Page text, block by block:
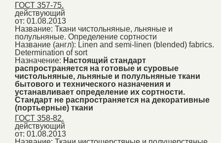
ГОСТ 357-75.
действующий
от: 01.08.2013
Название: Ткани чистольняные, льняные и
полульняные. Определение сортности
Название (англ): Linen and semi-linen (blended) fabrics.
Determination of sort
Назначение: Настоящий стандарт
распространяется на готовые и суровые
чистольняные, льняные и полульняные ткани
бытового и технического назначения и
устанавливает определение их сортности.
Стандарт не распространяется на декоративные
(портьерные) ткани
ГОСТ 358-82.
действующий
от: 01.08.2013